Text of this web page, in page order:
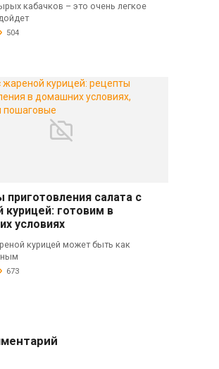
кабачков – это очень легкое
504
приготовления салата с
курицей: готовим в
условиях
курицей может быть как
673